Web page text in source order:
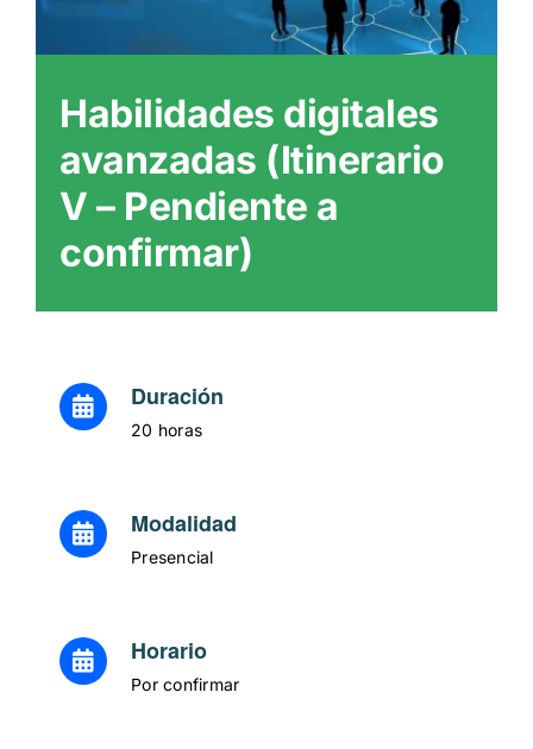
Contacto
Habilidades digitales
avanzadas (Itinerario
V – Pendiente a
confirmar)
Duración
20 horas
Modalidad
Presencial
Horario
Por confirmar